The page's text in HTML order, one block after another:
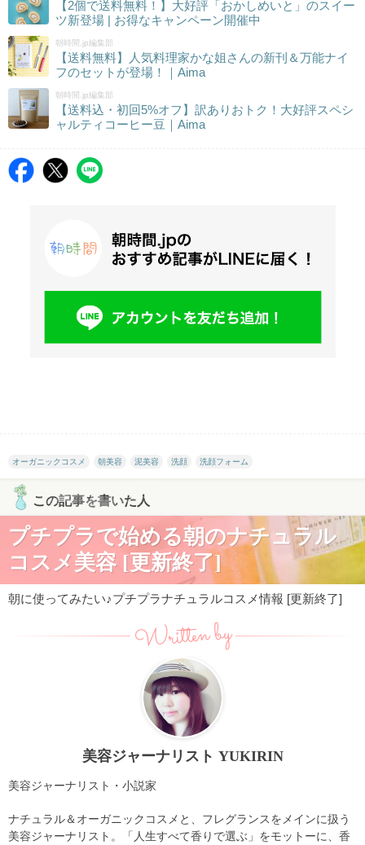
【2個で送料無料！】大好評「おかしめいと」のスイー
ツ新登場 | お得なキャンペーン開催中
朝時間.jp編集部
【送料無料】人気料理家かな姐さんの新刊＆万能ナイ
フのセットが登場！｜Aima
朝時間.jp編集部
【送料込・初回5%オフ】訳ありおトク！大好評スペシ
ャルティコーヒー豆｜Aima
オーガニックコスメ 朝美容 泥美容 洗顔 洗顔フォーム
この記事を書いた人
プチプラで始める朝のナチュラル
コスメ美容 [更新終了]
朝に使ってみたい♪プチプラナチュラルコスメ情報 [更新終了]
Written by
美容ジャーナリスト YUKIRIN
美容ジャーナリスト・小説家
ナチュラル＆オーガニックコスメと、フレグランスをメインに扱う
美容ジャーナリスト。「人生すべて香りで選ぶ」をモットーに、香